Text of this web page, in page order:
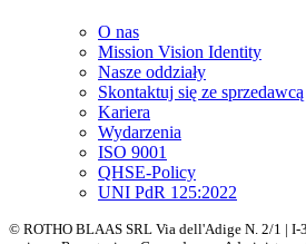
O nas
Mission Vision Identity
Nasze oddziały
Skontaktuj się ze sprzedawcą
Kariera
Wydarzenia
ISO 9001
QHSE-Policy
UNI PdR 125:2022
© ROTHO BLAAS SRL Via dell'Adige N. 2/1 | I-